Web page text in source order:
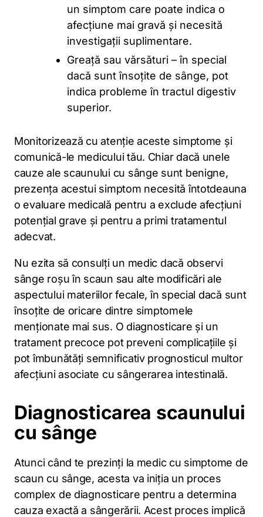
un simptom care poate indica o
afecțiune mai gravă și necesită
investigații suplimentare.
Greață sau vărsături – în special
dacă sunt însoțite de sânge, pot
indica probleme în tractul digestiv
superior.
Monitorizează cu atenție aceste simptome și
comunică-le medicului tău. Chiar dacă unele
cauze ale scaunului cu sânge sunt benigne,
prezența acestui simptom necesită întotdeauna
o evaluare medicală pentru a exclude afecțiuni
potențial grave și pentru a primi tratamentul
adecvat.
Nu ezita să consulți un medic dacă observi
sânge roșu în scaun sau alte modificări ale
aspectului materiilor fecale, în special dacă sunt
însoțite de oricare dintre simptomele
menționate mai sus. O diagnosticare și un
tratament precoce pot preveni complicațiile și
pot îmbunătăți semnificativ prognosticul multor
afecțiuni asociate cu sângerarea intestinală.
Diagnosticarea scaunului
cu sânge
Atunci când te prezinți la medic cu simptome de
scaun cu sânge, acesta va iniția un proces
complex de diagnosticare pentru a determina
cauza exactă a sângerării. Acest proces implică